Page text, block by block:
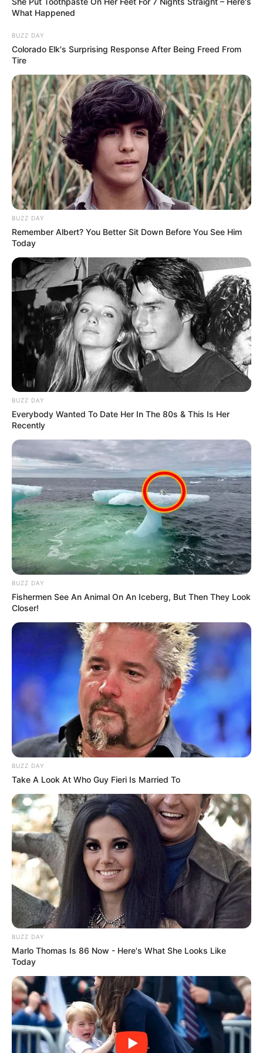
What Happened
BUZZ DAY
Colorado Elk's Surprising Response After Being Freed From
Tire
BUZZ DAY
Remember Albert? You Better Sit Down Before You See Him
Today
BUZZ DAY
Everybody Wanted To Date Her In The 80s & This Is Her
Recently
BUZZ DAY
Fishermen See An Animal On An Iceberg, But Then They Look
Closer!
BUZZ DAY
Take A Look At Who Guy Fieri Is Married To
BUZZ DAY
Marlo Thomas Is 86 Now - Here's What She Looks Like
Today